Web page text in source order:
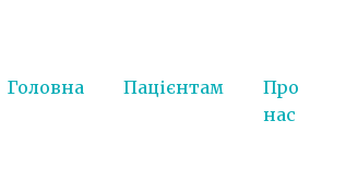
Головна Пацієнтам
Про
нас